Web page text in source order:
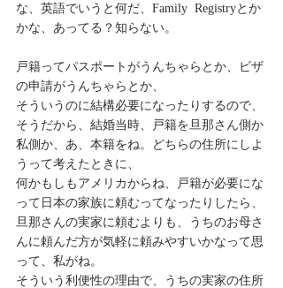
な、英語でいうと何だ、Family  Registryとか
かな、あってる？知らない。
戸籍ってパスポートがうんちゃらとか、ビザ
の申請がうんちゃらとか、
そういうのに結構必要になったりするので、
そうだから、結婚当時、戸籍を旦那さん側か
私側か、あ、本籍をね。どちらの住所にしよ
うって考えたときに、
何かもしもアメリカからね、戸籍が必要にな
って日本の家族に頼むってなったりしたら、
旦那さんの実家に頼むよりも、うちのお母さ
んに頼んだ方が気軽に頼みやすいかなって思
って、私がね。
そういう利便性の理由で、うちの実家の住所